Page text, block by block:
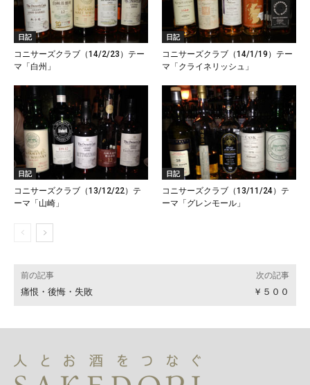
日記
コニサーズクラブ（14/2/23）テー
マ「白州」
日記
コニサーズクラブ（14/1/19）テー
マ「クライネリッシュ」
日記
コニサーズクラブ（13/12/22）テ
ーマ「山崎」
日記
コニサーズクラブ（13/11/24）テ
ーマ「グレンモール」
前の記事
痛恨・後悔・失敗
次の記事
￥５００